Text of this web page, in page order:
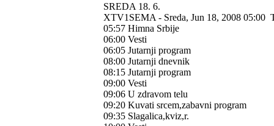
SREDA 18. 6.
XTV1SEMA - Sreda, Jun 18, 2008 05:00
05:57 Himna Srbije
06:00 Vesti
06:05 Jutarnji program
08:00 Jutarnji dnevnik
08:15 Jutarnji program
09:00 Vesti
09:06 U zdravom telu
09:20 Kuvati srcem,zabavni program
09:35 Slagalica,kviz,r.